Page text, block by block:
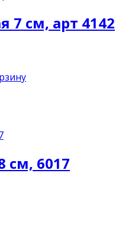
7 см, арт 4142
см, 6017